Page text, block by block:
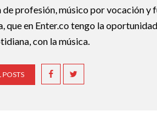
profesión, músico por vocación
que en Enter.co tengo la
con la música.
POSTS